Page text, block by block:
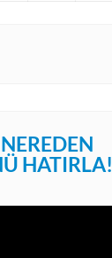
HATIRLA!